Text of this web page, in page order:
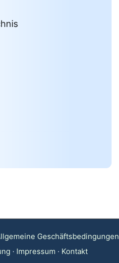
Geschäftsbedingungen
· Impressum · Kontakt